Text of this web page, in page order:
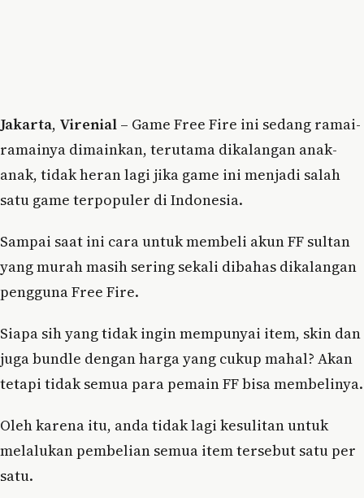
Jakarta, Virenial – Game Free Fire ini sedang ramai-
ramainya dimainkan, terutama dikalangan anak-
anak, tidak heran lagi jika game ini menjadi salah
satu game terpopuler di Indonesia.
Sampai saat ini cara untuk membeli akun FF sultan
yang murah masih sering sekali dibahas dikalangan
pengguna Free Fire.
Siapa sih yang tidak ingin mempunyai item, skin dan
juga bundle dengan harga yang cukup mahal? Akan
tetapi tidak semua para pemain FF bisa membelinya.
Oleh karena itu, anda tidak lagi kesulitan untuk
melalukan pembelian semua item tersebut satu per
satu.